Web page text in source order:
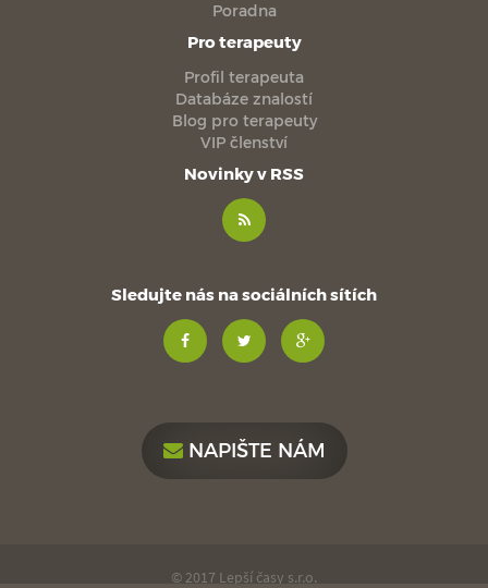
Poradna
Pro terapeuty
Profil terapeuta
Databáze znalostí
Blog pro terapeuty
VIP členství
Novinky v RSS
Sledujte nás na sociálních sítích
NAPIŠTE NÁM
© 2017 Lepší časy s.r.o.